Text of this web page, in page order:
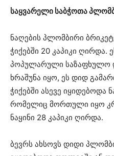
საყვარელი საბჭოთა
ნაღების პლომბირი
ჭიქებში 20 კაპიკი ღირდა.
პოპულარული საზაფხულო
ხრაშუნა იყო, ეს დიდ
ჭიქებში ასევე იყიდებოდა
რომელიც მორთული იყო
ნაყინი 28 კაპიკი ღირდა.
ბევრს ახსოვს დიდი